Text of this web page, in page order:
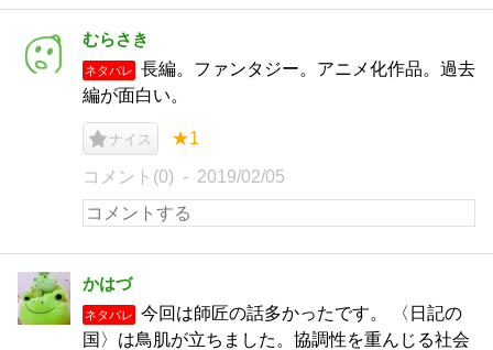
むらさき
ネタバレ
長編。ファンタジー。アニメ化作品。過去
編が面白い。
ナイス ★1
コメント(0) 2019/02/05
かはづ
ネタバレ
今回は師匠の話多かったです。 〈日記の
国〉は鳥肌が立ちました。協調性を重んじる社会